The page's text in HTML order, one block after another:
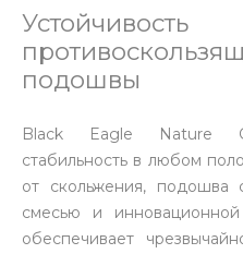
подошвы
Black Eagle Nature
стабильность в любом
от скольжения, подошва
смесью и инновационной
обеспечивает